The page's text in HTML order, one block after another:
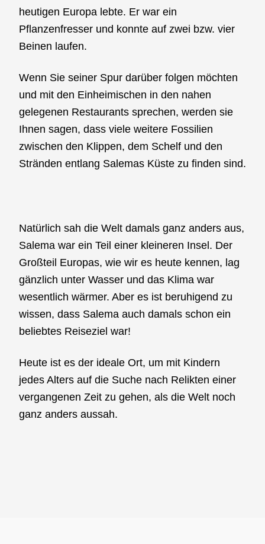
heutigen Europa lebte. Er war ein
Pflanzenfresser und konnte auf zwei bzw. vier
Beinen laufen.
Wenn Sie seiner Spur darüber folgen möchten
und mit den Einheimischen in den nahen
gelegenen Restaurants sprechen, werden sie
Ihnen sagen, dass viele weitere Fossilien
zwischen den Klippen, dem Schelf und den
Stränden entlang Salemas Küste zu finden sind.
Natürlich sah die Welt damals ganz anders aus,
Salema war ein Teil einer kleineren Insel. Der
Großteil Europas, wie wir es heute kennen, lag
gänzlich unter Wasser und das Klima war
wesentlich wärmer. Aber es ist beruhigend zu
wissen, dass Salema auch damals schon ein
beliebtes Reiseziel war!
Heute ist es der ideale Ort, um mit Kindern
jedes Alters auf die Suche nach Relikten einer
vergangenen Zeit zu gehen, als die Welt noch
ganz anders aussah.